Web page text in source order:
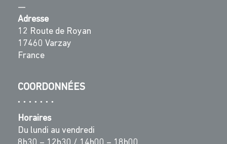
—
Adresse
12 Route de Royan
17460 Varzay
France
COORDONNÉES
Horaires
Du lundi au vendredi